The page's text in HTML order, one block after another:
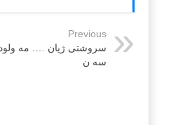
Previous
سروشتی ژیان …. مە ولود
سە ن